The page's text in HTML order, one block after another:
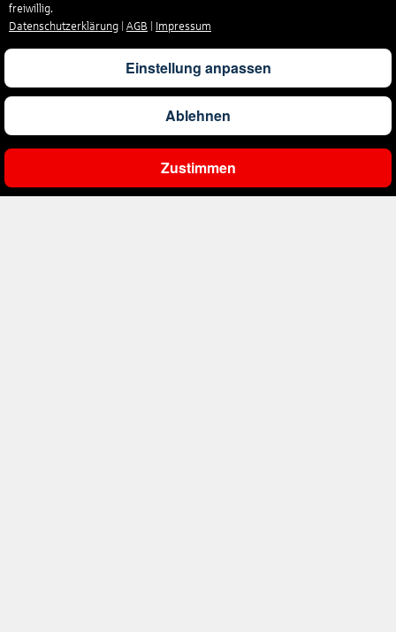
Ergebnisse filtern
freiwillig.
Datenschutzerklärung
AGB Impressum
Einstellung anpassen
Ablehnen
Zustimmen